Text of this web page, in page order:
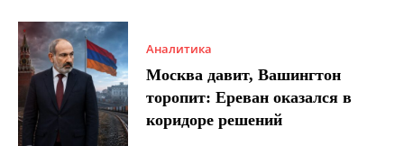
Аналитика
Москва давит, Вашингтон
торопит: Ереван оказался в
коридоре решений